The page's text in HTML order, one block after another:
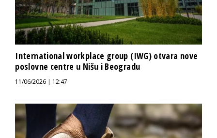
International workplace group (IWG) otvara nove
poslovne centre u Nišu i Beogradu
11/06/2026 | 12:47